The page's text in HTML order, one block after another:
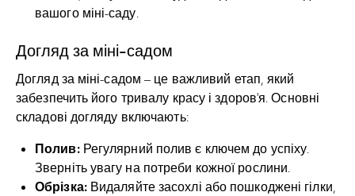
вашого міні-саду.
Догляд за міні-садом
Догляд за міні-садом – це важливий етап, який
забезпечить його тривалу красу і здоров’я. Основні
складові догляду включають:
Полив:Регулярний полив є ключем до успіху.
Зверніть увагу на потреби кожної рослини.
Обрізка:Видаляйте засохлі або пошкоджені гілки,